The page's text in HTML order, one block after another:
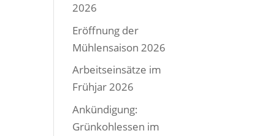
2026
Eröffnung der
Mühlensaison 2026
Arbeitseinsätze im
Frühjar 2026
Ankündigung:
Grünkohlessen im